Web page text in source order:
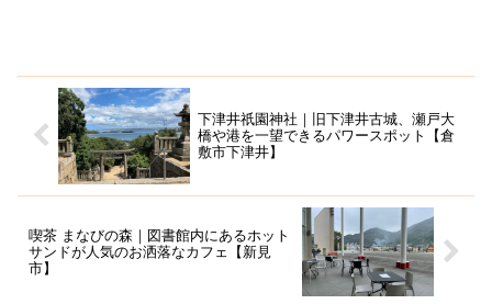
下津井祇園神社｜旧下津井古城、瀬戸大
橋や港を一望できるパワースポット【倉
敷市下津井】
喫茶 まなびの森｜図書館内にあるホット
サンドが人気のお洒落なカフェ【新見
市】